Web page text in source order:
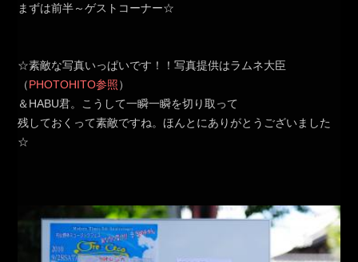
まずは前半～ゲストコーナー☆
☆素敵な写真いっぱいです！！写真提供はラムネ大臣
（PHOTOHITO参照）
＆HABU君。こうして一瞬一瞬を切り取って
残しておくって素敵ですね。ほんとにありがとうございました
☆